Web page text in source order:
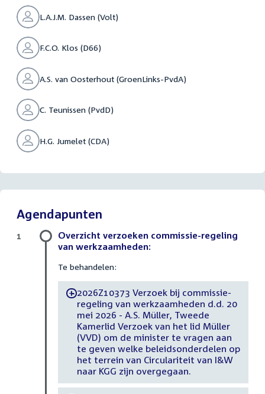
L.A.J.M. Dassen (Volt)
F.C.O. Klos (D66)
A.S. van Oosterhout (GroenLinks-PvdA)
C. Teunissen (PvdD)
H.G. Jumelet (CDA)
Agendapunten
Overzicht verzoeken commissie-regeling
van werkzaamheden:
Te behandelen:
-2026Z10373 Verzoek bij commissie-
regeling van werkzaamheden d.d. 20
mei 2026 - A.S. Müller, Tweede
Kamerlid Verzoek van het lid Müller
(VVD) om de minister te vragen aan
te geven welke beleidsonderdelen op
het terrein van Circulariteit van I&W
naar KGG zijn overgegaan.
1